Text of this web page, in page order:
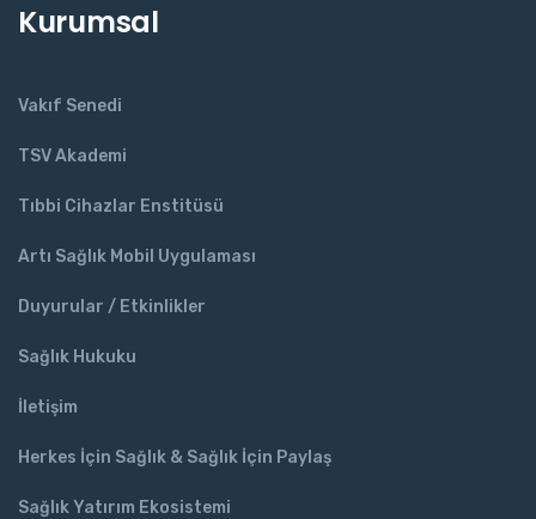
Kurumsal
Vakıf Senedi
TSV Akademi
Tıbbi Cihazlar Enstitüsü
Artı Sağlık Mobil Uygulaması
Duyurular / Etkinlikler
Sağlık Hukuku
İletişim
Herkes İçin Sağlık & Sağlık İçin Paylaş
Sağlık Yatırım Ekosistemi